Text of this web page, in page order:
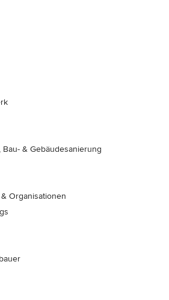
& Gebäudesanierung
Organisationen